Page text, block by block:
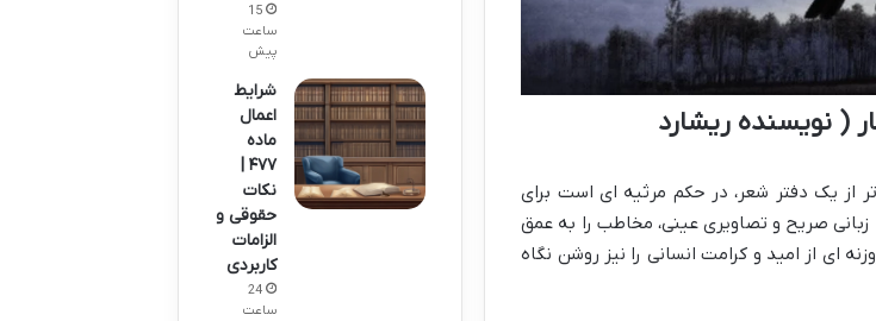
( نویسنده ریشارد
از یک دفتر شعر، در حکم مرثیه ای است برای
صریح و تصاویری عینی، مخاطب را به عمق
ای از امید و کرامت انسانی را نیز روشن نگاه
15
ساعت
پیش
شرایط
اعمال
ماده
۴۷۷ |
نکات
حقوقی و
الزامات
کاربردی
24
ساعت